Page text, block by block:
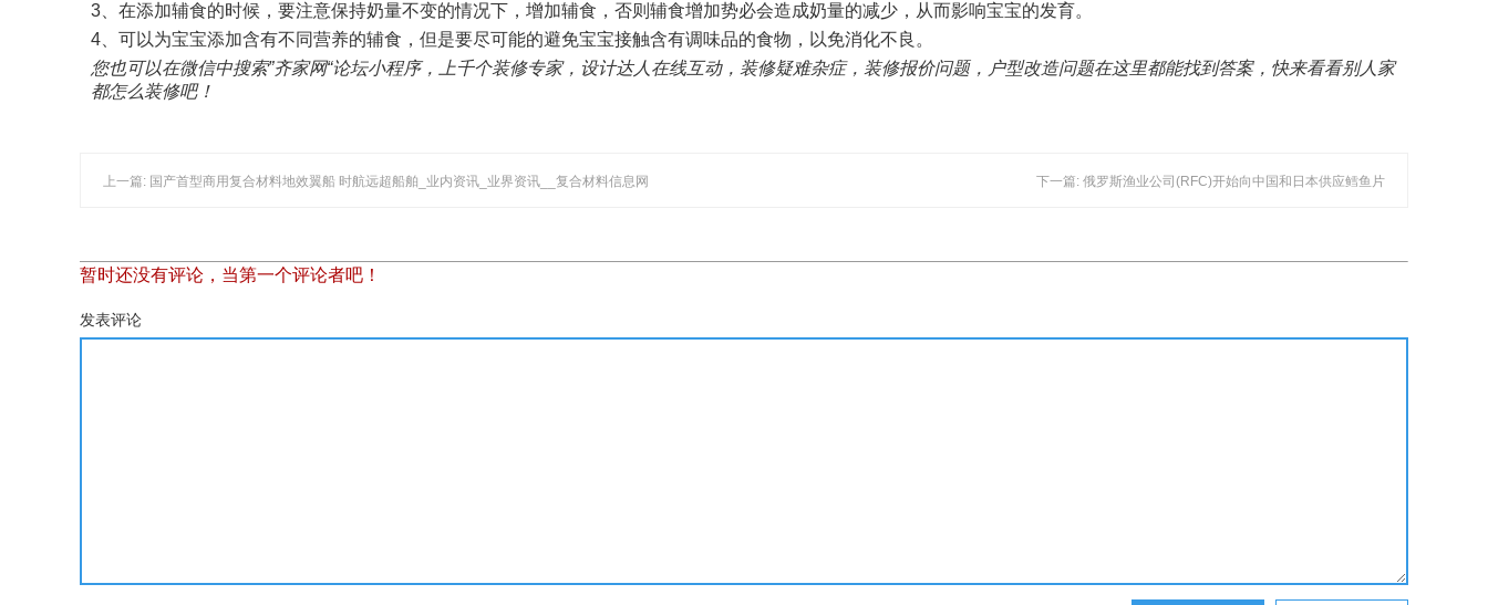
3、在添加辅食的时候，要注意保持奶量不变的情况下，增加辅食，否则辅食增加势必会造成奶量的减少，从而影响宝宝的发育。
4、可以为宝宝添加含有不同营养的辅食，但是要尽可能的避免宝宝接触含有调味品的食物，以免消化不良。
您也可以在微信中搜索”齐家网“论坛小程序，上千个装修专家，设计达人在线互动，装修疑难杂症，装修报价问题，户型改造问题在这里都能找到答案，快来看看别人家
都怎么装修吧！
上一篇: 国产首型商用复合材料地效翼船 时航远超船舶_业内资讯_业界资讯__复合材料信息网 下一篇: 俄罗斯渔业公司(RFC)开始向中国和日本供应鳕鱼片
暂时还没有评论，当第一个评论者吧！
发表评论